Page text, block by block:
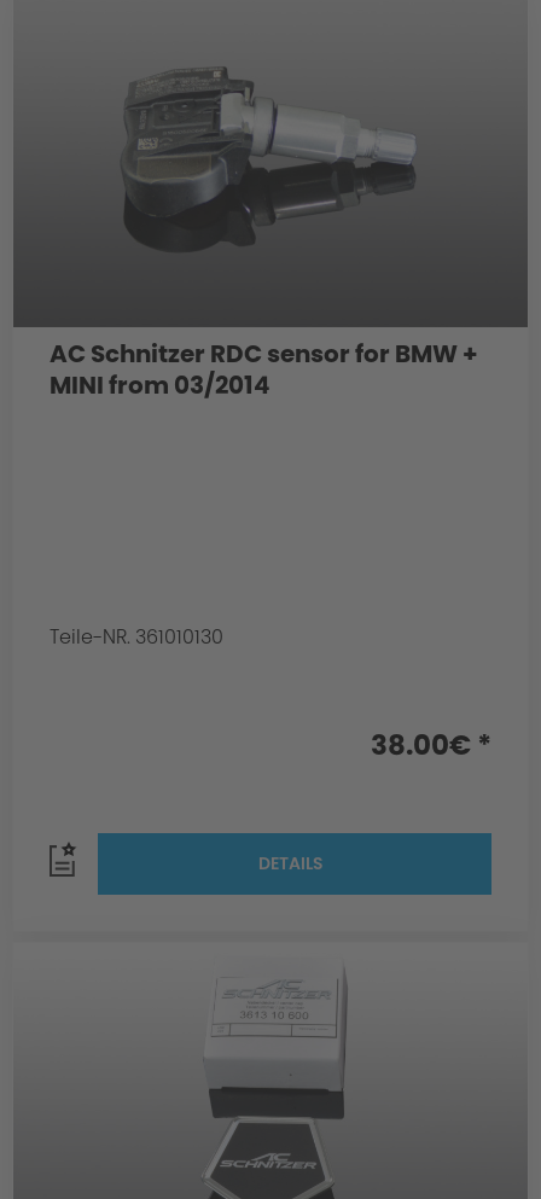
AC Schnitzer RDC sensor for BMW +
MINI from 03/2014
Teile-NR. 361010130
38.00€ *
DETAILS